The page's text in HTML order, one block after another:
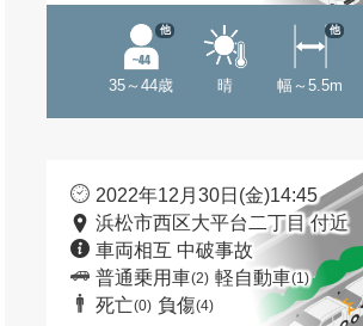
35～44歳
他
晴 幅～5.5m
他
2022年12月30日(金)14:45
浜松市西区大平台二丁目 付近
車両相互 中破事故
普通乗用車(2) 軽自動車(1)
死亡(0) 負傷(4)